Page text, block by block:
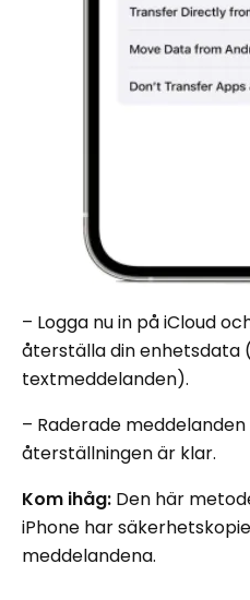
– Logga nu in på iCloud
återställa din enhetsdata
textmeddelanden).
– Raderade
återställningen är klar.
Kom ihåg: Den här
iPhone har
meddelandena.